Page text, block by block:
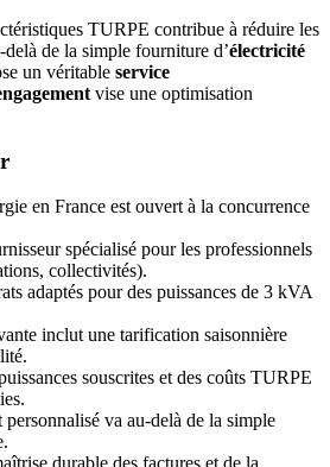
TURPE contribue à réduire les
de la simple fourniture d’électricité
un véritable service
vise une optimisation
en France est ouvert à la concurrence
spécialisé pour les professionnels
collectivités).
adaptés pour des puissances de 3 kVA
inclut une tarification saisonnière
souscrites et des coûts TURPE
personnalisé va au-delà de la simple